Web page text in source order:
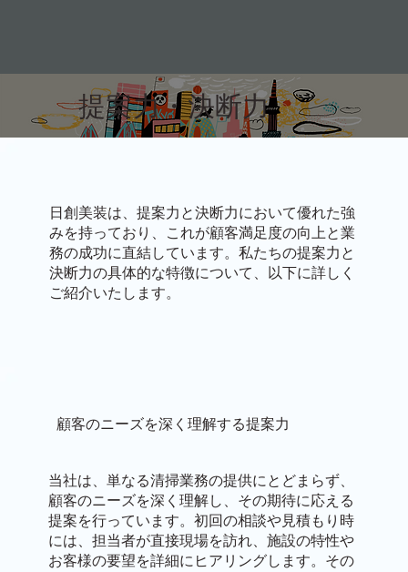
提案力・決断力
顧客のニーズを深く理解する提案力
当社は、単なる清掃業務の提供にとどまらず、
顧客のニーズを深く理解し、その期待に応える
提案を行っています。初回の相談や見積もり時
には、担当者が直接現場を訪れ、施設の特性や
お客様の要望を詳細にヒアリングします。その
日創美装は、提案力と決断力において優れた強
みを持っており、これが顧客満足度の向上と業
務の成功に直結しています。私たちの提案力と
決断力の具体的な特徴について、以下に詳しく
ご紹介いたします。